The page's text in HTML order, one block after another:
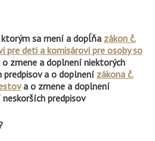
sa mení a dopĺňa zákon č.
pre deti a komisárovi pre osoby so
o zmene a doplnení niektorých
predpisov a o doplnení zákona č.
a o zmene a doplnení
predpisov